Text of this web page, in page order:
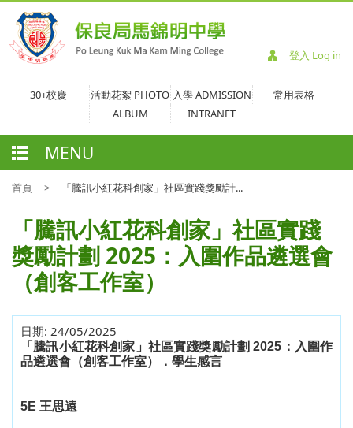
登入 Log in
30+校慶
活動花絮 PHOTO
ALBUM
入學 ADMISSION
常用表格
INTRANET
MENU
首頁 > 「騰訊小紅花科創家」社區實踐獎勵計...
「騰訊小紅花科創家」社區實踐
獎勵計劃 2025：入圍作品遴選會
（創客工作室）
日期: 24/05/2025
「騰訊小紅花科創家」社區實踐獎勵計劃 2025 ：入圍作
品遴選會（創客工作室）．學生感言
5E 王思遠